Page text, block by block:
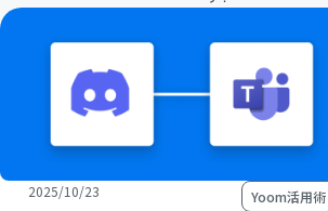
2025/10/23 Yoom活用術